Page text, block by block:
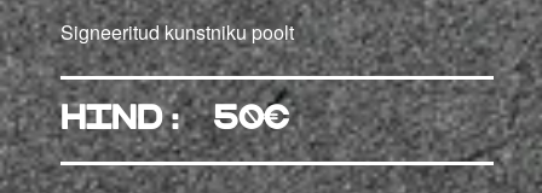
Signeeritud kunstniku poolt
hind: 50€